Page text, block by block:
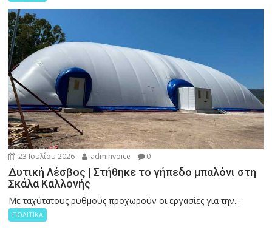
23 Ιουλίου 2026 adminvoice 0
Δυτική Λέσβος | Στήθηκε το γήπεδο μπαλόνι στη
Σκάλα Καλλονής
Με ταχύτατους ρυθμούς προχωρούν οι εργασίες για την...
ΠΟΛΙΤΙΚΑ